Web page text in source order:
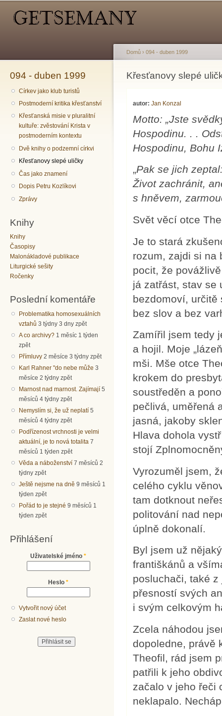
094 - duben 1999
Církev jako klub turistů
Postmoderní kritika křesťanství
Křesťanská misie v pluralitní
kultuře: zvěstování Krista v
postmoderním kontextu
Dvě knihy o podzemní církvi
Křesťanovy slepé uličky
Čas jako znamení
Dopis Petru Kozlíkovi
Zprávy
Knihy
Knihy
Časopisy
Malonákladové publikace
Liturgické sešity
Ročenky
Poslední komentáře
Problematika homosexuálních
vztahů 3 týdny 3 dny zpět
A co archivy? 1 měsíc 1 týden
zpět
Přímluvy 2 měsíce 3 týdny zpět
Karl Rahner "do nebe může 3
měsíce 2 týdny zpět
Marnost nad marnost. Zajímají 5
měsíců 4 týdny zpět
Nemyslím si, že už neplatí 5
měsíců 4 týdny zpět
Podřízenost vrchnosti je velmi
aktuální, je to nová totalita 7
měsíců 1 týden zpět
Věda a náboženství 7 měsíců 2
týdny zpět
Ještě nejsme na dně 9 měsíců 1
týden zpět
Pořád to je stejné 9 měsíců 1
týden zpět
Přihlášení
Uživatelské jméno *
Heslo *
Vytvořit nový účet
Zaslat nové heslo
Jste zde
Domů › 094 - duben 1999
Křesťanovy slepé
autor:Jan Konzal
Motto: „Jste
Hospodinu. . .
Hospodinu, Bohu
„Pak se jich
Život zachránit,
s hněvem,
Svět věcí otce
Je to stará
rozum, zajdi si na
pocit, že
já zatřást, stav se
bezdomoví, určitě
bez slov a bez
Zamířil jsem tedy
a hojil. Moje
mši. Mše otce
krokem do
soustředěn a
pečlivá, uměřená
jasná, jakoby
Hlava dohola
stojí
Vyrozuměl jsem,
celého cyklu
tam dotknout
politování nad
úplně dokonalí.
Byl jsem už
františkánů a
posluchači, také
přesností svých
i svým celkovým
Zcela náhodou
dopoledne, právě
Theofil, rád jsem
patřili k jeho
začalo v jeho řeči
neklapalo.